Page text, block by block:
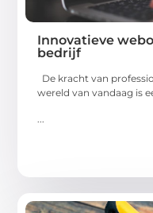
Innovatieve
bedrijf
De kracht van
wereld van vandaag is